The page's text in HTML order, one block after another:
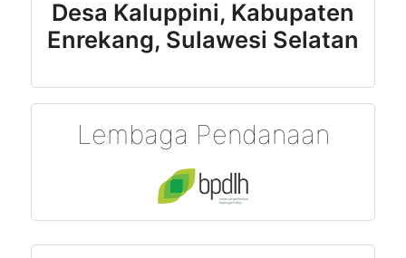
Desa Kaluppini, Kabupaten
Enrekang, Sulawesi Selatan
Lembaga Pendanaan